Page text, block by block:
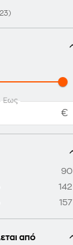
Έως
€
90
142
157
από